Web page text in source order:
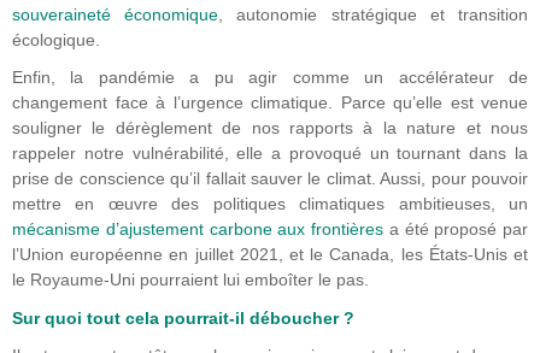
souveraineté économique , autonomie stratégique et transition
écologique.
Enfin, la pandémie a pu agir comme un accélérateur de
changement face à l’urgence climatique. Parce qu’elle est venue
souligner le dérèglement de nos rapports à la nature et nous
rappeler notre vulnérabilité, elle a provoqué un tournant dans la
prise de conscience qu’il fallait sauver le climat. Aussi, pour pouvoir
mettre en œuvre des politiques climatiques ambitieuses, un
mécanisme d’ajustement carbone aux frontières a été proposé par
l’Union européenne en juillet 2021, et le Canada, les États-Unis et
le Royaume-Uni pourraient lui emboîter le pas.
Sur quoi tout cela pourrait-il déboucher ?